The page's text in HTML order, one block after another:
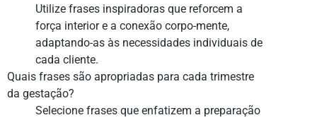
Utilize frases inspiradoras que reforcem a
força interior e a conexão corpo-mente,
adaptando-as às necessidades individuais de
cada cliente.
Quais frases são apropriadas para cada trimestre
da gestação?
Selecione frases que enfatizem a preparação